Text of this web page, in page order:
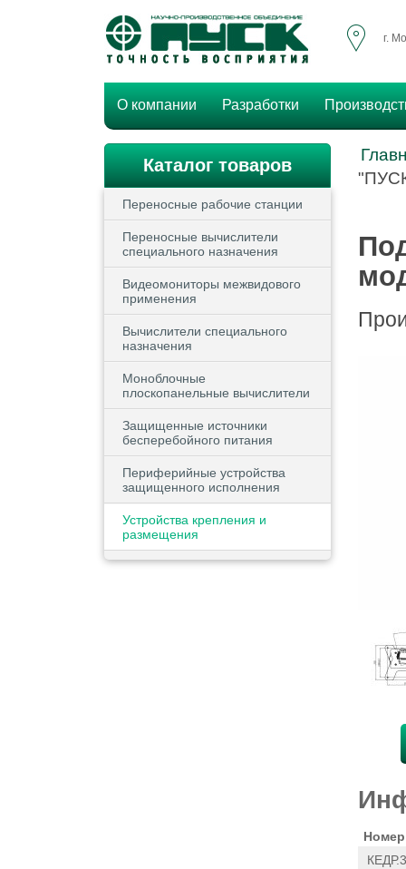
г.
О компании Разработки
Каталог товаров
Переносные рабочие станции
Переносные вычислители
специального назначения
Видеомониторы межвидового
применения
Вычислители специального
назначения
Моноблочные
плоскопанельные вычислители
Защищенные источники
бесперебойного питания
Периферийные устройства
защищенного исполнения
Устройства крепления и
размещения
Номер